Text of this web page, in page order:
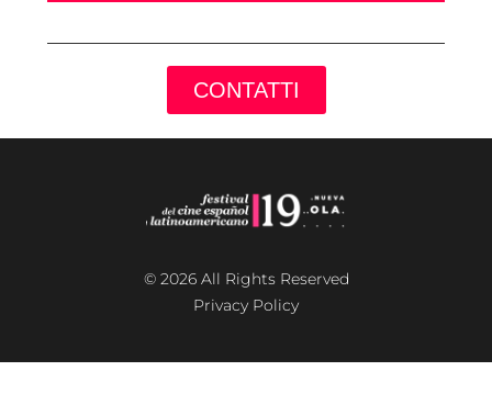
CONTATTI
© 2026 All Rights Reserved
Privacy Policy